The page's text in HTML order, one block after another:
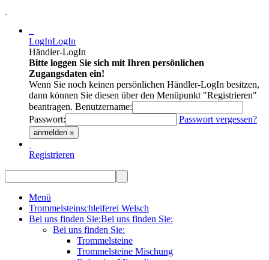
LogInLogIn
Händler-LogIn
Bitte loggen Sie sich mit Ihren persönlichen
Zugangsdaten ein!
Wenn Sie noch keinen persönlichen Händler-LogIn besitzen,
dann können Sie diesen über den Menüpunkt "Registrieren"
beantragen. Benutzername:
Passwort:
Passwort vergessen?
anmelden »
Registrieren
Menü
Trommelsteinschleiferei Welsch
Bei uns finden Sie:Bei uns finden Sie:
Bei uns finden Sie:
Trommelsteine
Trommelsteine Mischung